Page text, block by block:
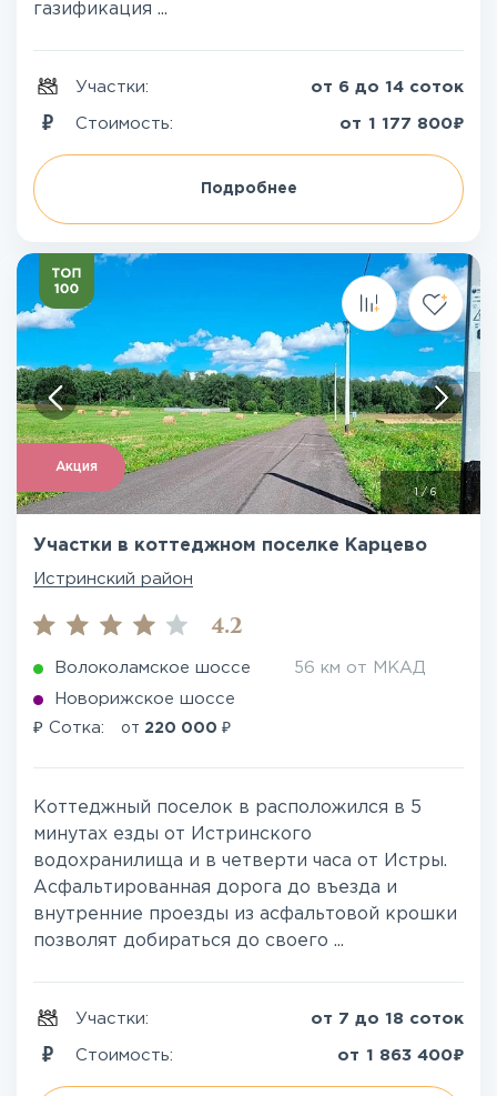
газификация ...
Участки: от 6 до 14 соток
Стоимость: от 1 177 800₽
Подробнее
Акция
1/6
Участки в коттеджном поселке Карцево
Истринский район
4.2
Волоколамское шоссе 56 км от МКАД
Новорижское шоссе
₽ Сотка: от 220 000 ₽
Коттеджный поселок в расположился в 5
минутах езды от Истринского
водохранилища и в четверти часа от Истры.
Асфальтированная дорога до въезда и
внутренние проезды из асфальтовой крошки
позволят добираться до своего ...
Участки: от 7 до 18 соток
Стоимость: от 1 863 400₽